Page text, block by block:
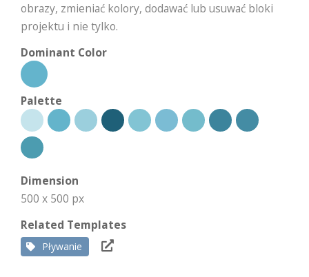
obrazy, zmieniać kolory, dodawać lub usuwać bloki
projektu i nie tylko.
Dominant Color
Palette
Dimension
500 x 500 px
Related Templates
Pływanie